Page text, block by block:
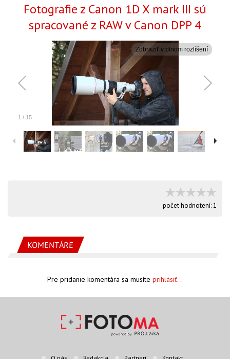
Fotografie z Canon 1D X mark III sú
spracované z RAW v Canon DPP 4
počet hodnotení:1
KOMENTÁRE
Pre pridanie komentára sa musíte prihlásiť...